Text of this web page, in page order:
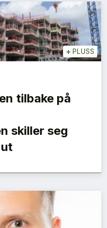
+ PLUSS
tilbake på
skiller seg